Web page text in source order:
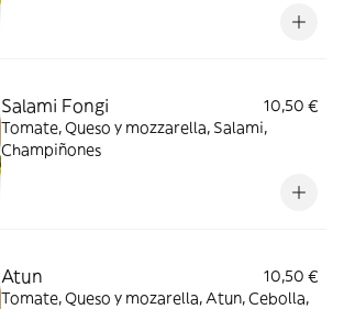
Salami Fongi
10,50 €
Tomate, Queso y mozzarella, Salami,
Champiñones
Atun
10,50 €
Tomate, Queso y mozarella, Atun, Cebolla,